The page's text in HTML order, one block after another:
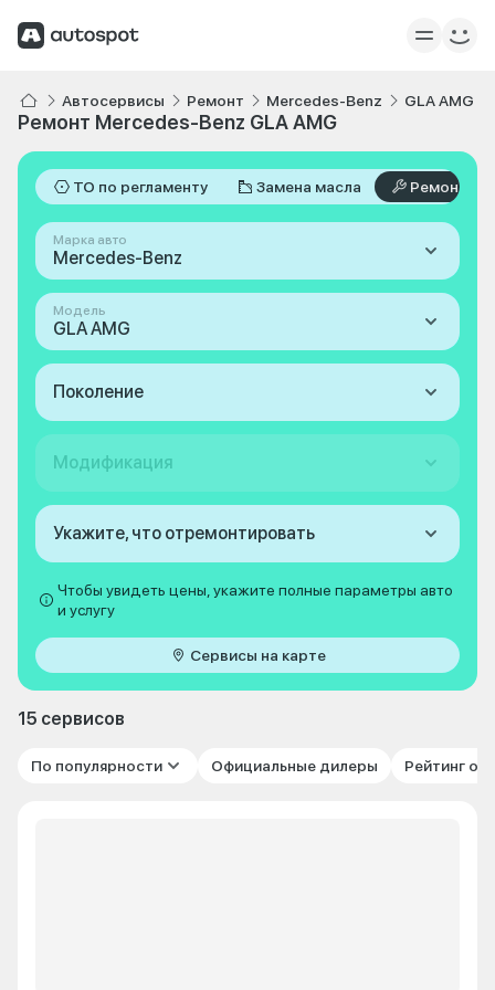
Автосервисы Ремонт Mercedes-Benz GLA AMG
Ремонт Mercedes-Benz GLA AMG
ТО по регламенту Замена масла Ремонт
Марка авто
Mercedes-Benz
Модель
GLA AMG
Поколение
Модификация
Укажите, что отремонтировать
Чтобы увидеть цены, укажите полные параметры авто
и услугу
Сервисы на карте
15 сервисов
По популярности Официальные дилеры Рейтинг